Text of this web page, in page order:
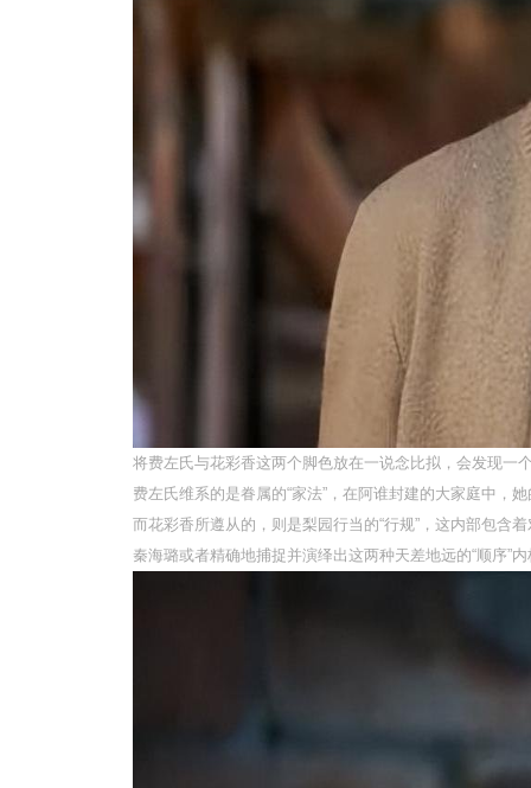
将费左氏与花彩香这两个脚色放在一说念比拟，会发现一
费左氏维系的是眷属的“家法”，在阿谁封建的大家庭中，
而花彩香所遵从的，则是梨园行当的“行规”，这内部包含
秦海璐或者精确地捕捉并演绎出这两种天差地远的“顺序”